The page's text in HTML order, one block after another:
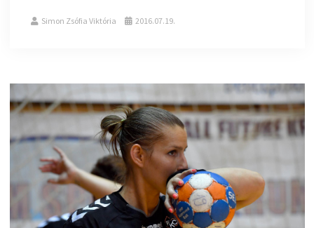
Simon Zsófia Viktória 2016.07.19.